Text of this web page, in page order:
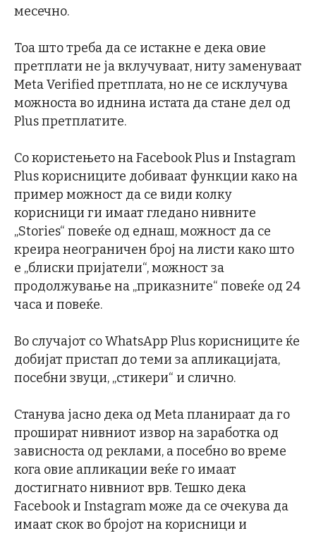
месечно.
Тоа што треба да се истакне е дека овие
претплати не ја вклучуваат, ниту заменуваат
Meta Verified претплата, но не се исклучува
можноста во иднина истата да стане дел од
Plus претплатите.
Со користењето на Facebook Plus и Instagram
Plus корисниците добиваат функции како на
пример можност да се види колку
корисници ги имаат гледано нивните
„Stories“ повеќе од еднаш, можност да се
креира неограничен број на листи како што
е „блиски пријатели“, можност за
продолжување на „приказните“ повеќе од 24
часа и повеќе.
Во случајот со WhatsApp Plus корисниците ќе
добијат пристап до теми за апликацијата,
посебни звуци, „стикери“ и слично.
Станува јасно дека од Meta планираат да го
прошират нивниот извор на заработка од
зависноста од реклами, а посебно во време
кога овие апликации веќе го имаат
достигнато нивниот врв. Тешко дека
Facebook и Instagram може да се очекува да
имаат скок во бројот на корисници и